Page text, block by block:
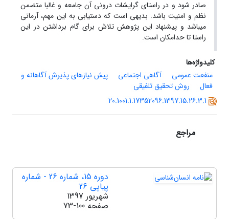
صادر شود و در راستای گرایشات درونی آن جامعه و غالبا متضمن
نظم و امنیت باشد. بدیهی است که دستیابی به این مهم، آرمانی
می­باشد و پیشنهاد این پژوهش تلاش برای گام برداشتن در این
راستا تا حدامکان است.
کلیدواژه‌ها
منفعت عمومی
آگاهی اجتماعی
پیش نیازهای پذیرش آگاهانه و
فعال
روش تحقیق تلفیقی
20.1001.1.17352096.1397.15.26.3.1
مراجع
دوره 15، شماره 26 - شماره
پیاپی 26
شهریور 1397
صفحه 73-100